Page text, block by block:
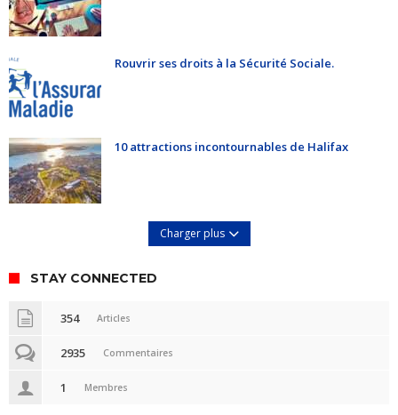
Rouvrir ses droits à la Sécurité Sociale.
10 attractions incontournables de Halifax
Charger plus
STAY CONNECTED
354 Articles
2935 Commentaires
1 Membres